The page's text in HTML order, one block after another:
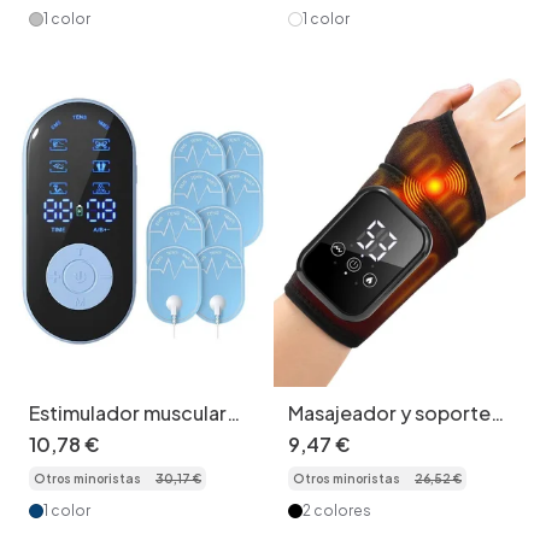
1 color 1 color
Estimulador muscular
TENS EMS NMES -
Dispositivo para alivio
del dolor y masaje
10,78€
Otros minoristas 30,17€
1 color
Masajeador y soporte
de muñeca con calor -
Alivio del dolor y
terapia
9,47€
Otros minoristas 26,52€
2 colores